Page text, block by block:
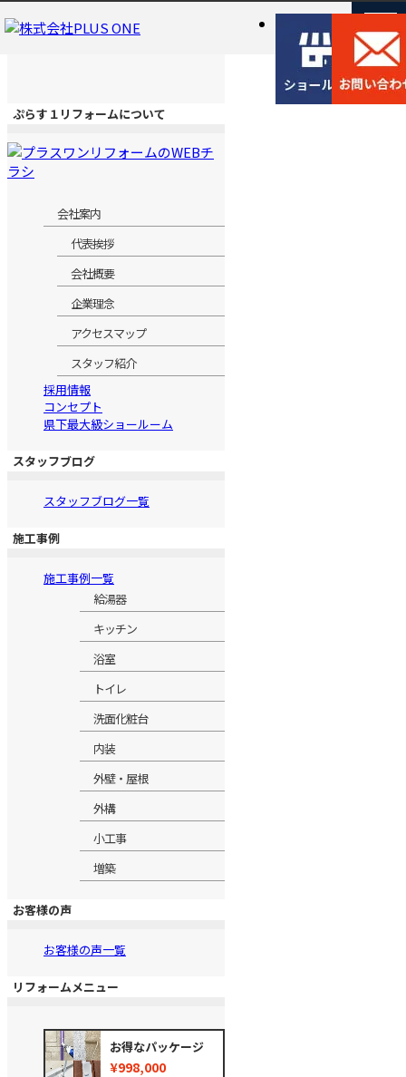
ぷらす１リフォームについて
会社案内
代表挨拶
会社概要
企業理念
アクセスマップ
スタッフ紹介
採用情報
コンセプト
県下最大級ショールーム
スタッフブログ
スタッフブログ一覧
施工事例
施工事例一覧
給湯器
キッチン
浴室
トイレ
洗面化粧台
内装
外壁・屋根
外構
小工事
増築
お客様の声
お客様の声一覧
リフォームメニュー
お得なパッケージ
¥998,000